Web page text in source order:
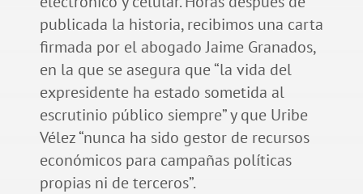
publicada la historia, recibimos una carta
firmada por el abogado Jaime Granados,
en la que se asegura que “la vida del
expresidente ha estado sometida al
escrutinio público siempre” y que Uribe
Vélez “nunca ha sido gestor de recursos
económicos para campañas políticas
propias ni de terceros”.